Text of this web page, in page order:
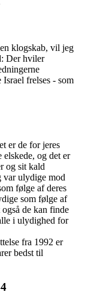
klogskab, vil jeg
Der hviler
frelses - som
er de for jeres
og det er
og sit kald
var ulydige mod
følge af deres
som følge af
de kan finde
i ulydighed for
fra 1992 er
bedst til